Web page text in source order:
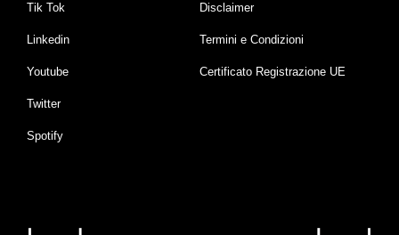
Tik Tok
Linkedin
Youtube
Twitter
Spotify
Disclaimer
Termini e Condizioni
Certificato Registrazione UE